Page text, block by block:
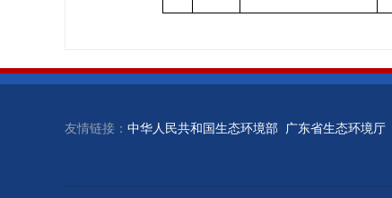
友情链接： 中华人民共和国生态环境部 广东省生态环境厅